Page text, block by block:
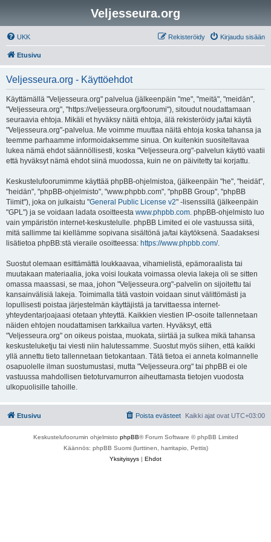
Veljesseura.org
UKK Kirjaudu sisään
Rekisteröidy
Etusivu
Veljesseura.org - Käyttöehdot
Käyttämällä "Veljesseura.org" palvelua (jälkeenpäin "me", "meitä", "meidän",
"Veljesseura.org", "https://veljesseura.org/foorumi"), sitoudut noudattamaan
seuraavia ehtoja. Mikäli et hyväksy näitä ehtoja, älä rekisteröidy ja/tai käytä
"Veljesseura.org"-palvelua. Me voimme muuttaa näitä ehtoja koska tahansa ja
teemme parhaamme informoidaksemme sinua. On kuitenkin suositeltavaa
lukea nämä ehdot säännöllisesti, koska "Veljesseura.org"-palvelun käyttö vaatii
että hyväksyt nämä ehdot siinä muodossa, kuin ne on päivitetty tai korjattu.
Keskustelufoorumimme käyttää phpBB-ohjelmistoa, (jälkeenpäin "he", "heidät",
"heidän", "phpBB-ohjelmisto", "www.phpbb.com", "phpBB Group", "phpBB
Tiimit"), joka on julkaistu "General Public License v2" -lisenssillä (jälkeenpäin
"GPL") ja se voidaan ladata osoitteesta www.phpbb.com. phpBB-ohjelmisto luo
vain ympäristön internet-keskustelulle. phpBB Limited ei ole vastuussa siitä,
mitä sallimme tai kiellämme sopivana sisältönä ja/tai käytöksenä. Saadaksesi
lisätietoa phpBB:stä vieraile osoitteessa: https://www.phpbb.com/.
Suostut olemaan esittämättä loukkaavaa, vihamielistä, epämoraalista tai
muutakaan materiaalia, joka voisi loukata voimassa olevia lakeja oli se sitten
omassa maassasi, se maa, johon "Veljesseura.org"-palvelin on sijoitettu tai
kansainvälisiä lakeja. Toimimalla tätä vastoin voidaan sinut välittömästi ja
lopullisesti poistaa järjestelmän käyttäjistä ja tarvittaessa internet-
yhteydentarjoajaasi otetaan yhteyttä. Kaikkien viestien IP-osoite tallennetaan
näiden ehtojen noudattamisen tarkkailua varten. Hyväksyt, että
"Veljesseura.org" on oikeus poistaa, muokata, siirtää ja sulkea mikä tahansa
keskusteluketju tai viesti niin halutessamme. Suostut myös siihen, että kaikki
yllä annettu tieto tallennetaan tietokantaan. Tätä tietoa ei anneta kolmannelle
osapuolelle ilman suostumustasi, mutta "Veljesseura.org" tai phpBB ei ole
vastuussa mahdollisen tietoturvamurron aiheuttamasta tietojen vuodosta
ulkopuolisille tahoille.
Etusivu Kaikki ajat ovat UTC+03:00
Poista evästeet
Keskustelufoorumin ohjelmisto phpBB® Forum Software © phpBB Limited
Käännös: phpBB Suomi (lurttinen, harritapio, Pettis)
Yksityisyys | Ehdot